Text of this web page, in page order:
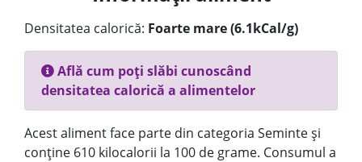
Densitatea calorică: Foarte mare (6.1kCal/g)
Află cum poți slăbi cunoscând
densitatea calorică a alimentelor
Acest aliment face parte din categoria Seminte și
conține 610 kilocalorii la 100 de grame. Consumul a